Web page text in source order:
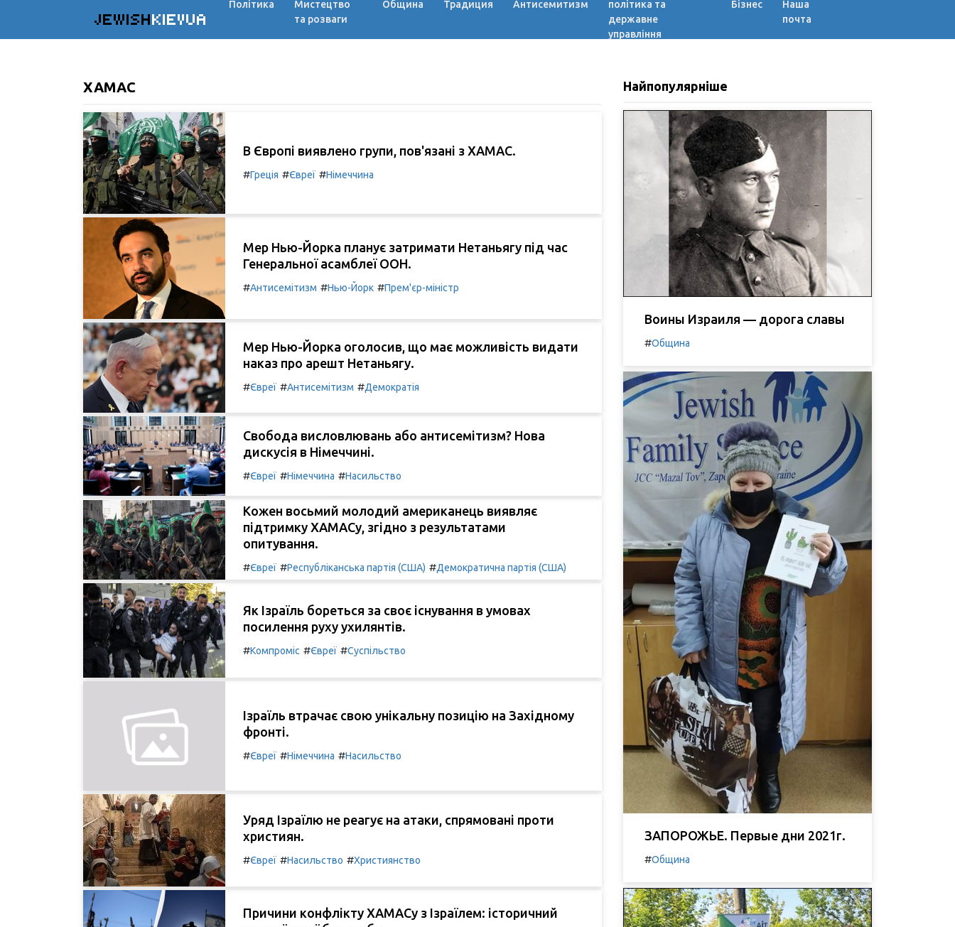
JEWISHKIEVUA
Політика
Мистецтво
та розваги
Община Традиция Антисемитизм
політика та
державне
управління
Бізнес
Наша
почта
ХАМАС
В Європі виявлено групи, пов'язані з ХАМАС.
#Греція #Євреї #Німеччина
Мер Нью-Йорка планує затримати Нетаньягу під час
Генеральної асамблеї ООН.
#Антисемітизм #Нью-Йорк #Прем'єр-міністр
Мер Нью-Йорка оголосив, що має можливість видати
наказ про арешт Нетаньягу.
#Євреї #Антисемітизм #Демократія
Свобода висловлювань або антисемітизм? Нова
дискусія в Німеччині.
#Євреї #Німеччина #Насильство
Кожен восьмий молодий американець виявляє
підтримку ХАМАСу, згідно з результатами
опитування.
#Євреї #Республіканська партія (США) #Демократична партія (США)
Як Ізраїль бореться за своє існування в умовах
посилення руху ухилянтів.
#Компроміс #Євреї #Суспільство
Ізраїль втрачає свою унікальну позицію на Західному
фронті.
#Євреї #Німеччина #Насильство
Уряд Ізраїлю не реагує на атаки, спрямовані проти
християн.
#Євреї #Насильство #Християнство
Причини конфлікту ХАМАСу з Ізраїлем: історичний
Найпопулярніше
Воины Израиля — дорога славы
#Община
ЗАПОРОЖЬЕ. Первые дни 2021г.
#Община